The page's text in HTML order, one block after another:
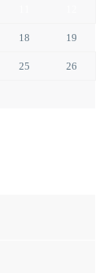
18 19
25 26